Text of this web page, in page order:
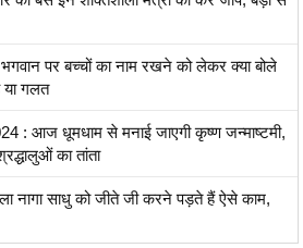
पर बच्चों का नाम रखने को लेकर क्या बोले
या गलत
: आज धूमधाम से मनाई जाएगी कृष्ण जन्माष्टमी,
का तांता
नागा साधु को जीते जी करने पड़ते हैं ऐसे काम,